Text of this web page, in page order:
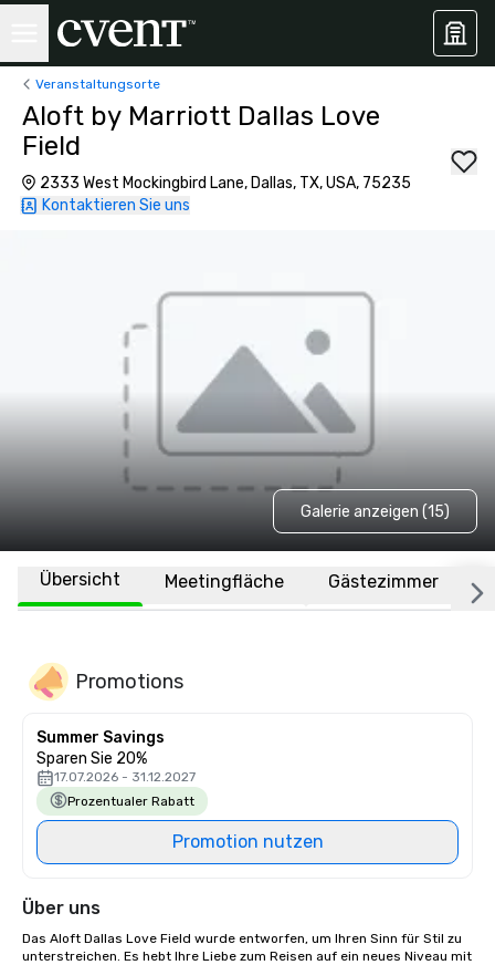
Veranstaltungsorte
Aloft by Marriott Dallas Love
Field
2333 West Mockingbird Lane, Dallas, TX, USA, 75235
Kontaktieren Sie uns
Galerie anzeigen (15)
Übersicht Meetingfläche Gästezimmer
Promotions
Summer Savings
Sparen Sie 20%
17.07.2026 - 31.12.2027
Prozentualer Rabatt
Promotion nutzen
Über uns
Das Aloft Dallas Love Field wurde entworfen, um Ihren Sinn für Stil zu
unterstreichen. Es hebt Ihre Liebe zum Reisen auf ein neues Niveau mit